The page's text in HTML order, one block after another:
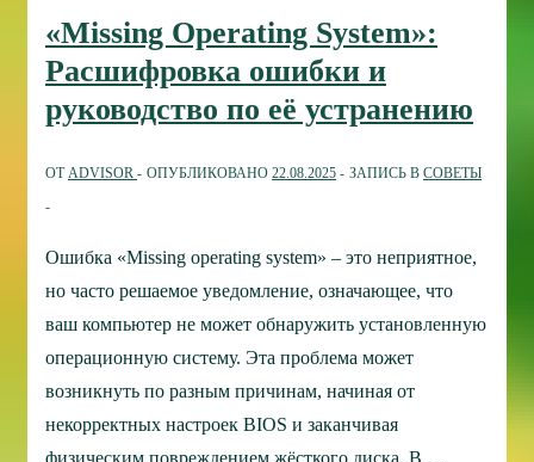
командной
строки
в
«Missing Operating System»:
Расшифровка ошибки и
руководство по её устранению
ОТ ADVISOR ОПУБЛИКОВАНО 22.08.2025 ЗАПИСЬ В СОВЕТЫ
Ошибка «Missing operating system» – это неприятное,
но часто решаемое уведомление, означающее, что
ваш компьютер не может обнаружить установленную
операционную систему. Эта проблема может
возникнуть по разным причинам, начиная от
некорректных настроек BIOS и заканчивая
физическим повреждением жёсткого диска. В …